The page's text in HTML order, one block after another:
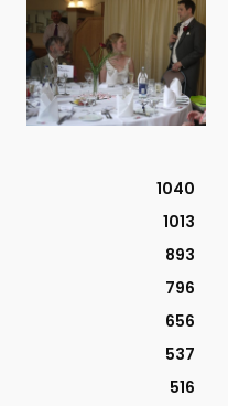
1040
1013
893
796
656
537
516